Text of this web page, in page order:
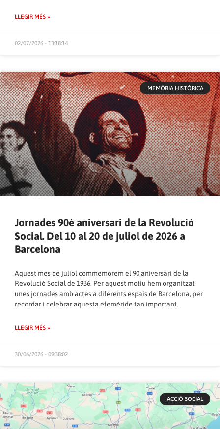
LLEGIR MÉS »
02/07/2026 - 13:18:14
MEMÒRIA HISTÒRICA
Jornades 90è aniversari de la Revolució
Social. Del 10 al 20 de juliol de 2026 a
Barcelona
Aquest mes de juliol commemorem el 90 aniversari de la
Revolució Social de 1936. Per aquest motiu hem organitzat
unes jornades amb actes a diferents espais de Barcelona, per
recordar i celebrar aquesta efemèride tan important.
LLEGIR MÉS »
30/06/2026 - 09:38:02
ACCIÓ SOCIAL